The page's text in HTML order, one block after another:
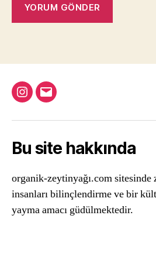
Instagram
Email
Bu site hakkında
organik-zeytinyağı.com sitesinde
insanları bilinçlendirme ve bir
yayma amacı güdülmektedir.